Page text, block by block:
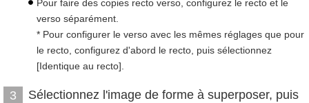
Pour faire des copies recto verso, configurez le recto et le
verso séparément.
* Pour configurer le verso avec les mêmes réglages que pour
le recto, configurez d'abord le recto, puis sélectionnez
[Identique au recto].
3
Sélectionnez l'image de forme à superposer, puis